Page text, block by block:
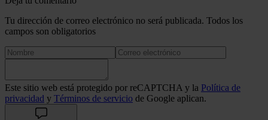
Tu dirección de correo electrónico no será publicada. Todos los
campos son obligatorios
Este sitio web está protegido por reCAPTCHA y la Política de
privacidad y Términos de servicio de Google aplican.